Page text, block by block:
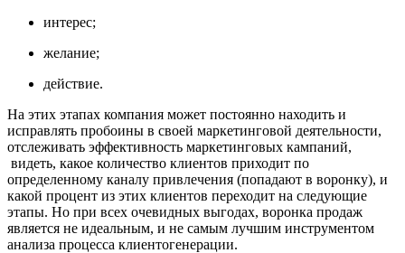
интерес;
желание;
действие.
На этих этапах компания может постоянно находить и
исправлять пробоины в своей маркетинговой деятельности,
отслеживать эффективность маркетинговых кампаний,
видеть, какое количество клиентов приходит по
определенному каналу привлечения (попадают в воронку), и
какой процент из этих клиентов переходит на следующие
этапы. Но при всех очевидных выгодах, воронка продаж
является не идеальным, и не самым лучшим инструментом
анализа процесса клиентогенерации.